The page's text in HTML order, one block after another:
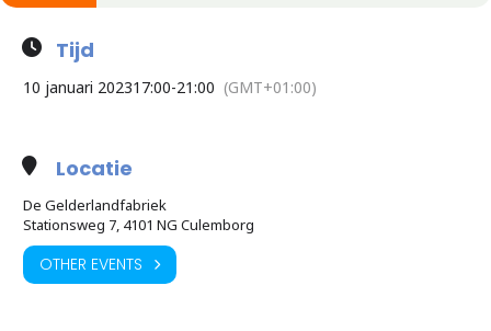
Tijd
10 januari 202317:00-21:00 (GMT+01:00)
Locatie
De Gelderlandfabriek
Stationsweg 7, 4101 NG Culemborg
OTHER EVENTS